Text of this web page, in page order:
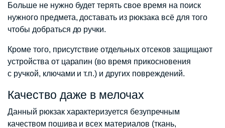
Больше не нужно будет терять свое время на поиск
нужного предмета, доставать из рюкзака всё для того
чтобы добраться до ручки.
Кроме того, присутствие отдельных отсеков защищают
устройства от царапин (во время прикосновения
с ручкой, ключами и т.п.) и других повреждений.
Качество даже в мелочах
Данный рюкзак характеризуется безупречным
качеством пошива и всех материалов (ткань,